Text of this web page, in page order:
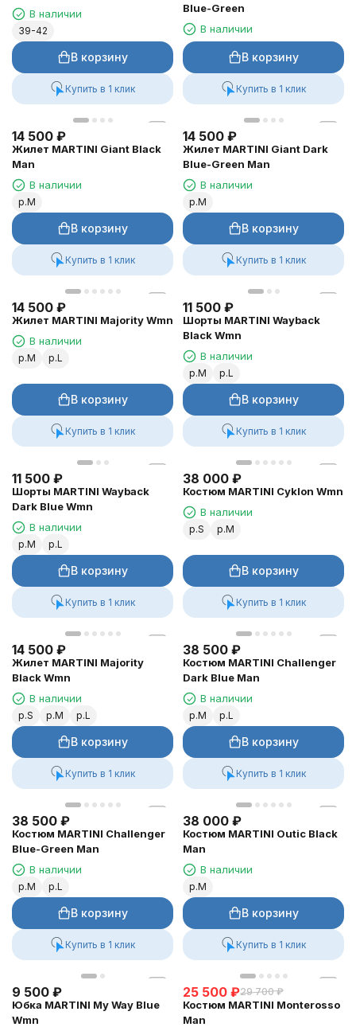
В наличии
39-42
В корзину
Купить в 1 клик
Blue-Green
В наличии
В корзину
Купить в 1 клик
14 500 ₽
Жилет MARTINI Giant Black
Man
В наличии
р.M
В корзину
Купить в 1 клик
14 500 ₽
Жилет MARTINI Giant Dark
Blue-Green Man
В наличии
р.M
В корзину
Купить в 1 клик
14 500 ₽
Жилет MARTINI Majority Wmn
В наличии
р.M р.L
В корзину
Купить в 1 клик
11 500 ₽
Шорты MARTINI Wayback
Black Wmn
В наличии
р.M р.L
В корзину
Купить в 1 клик
11 500 ₽
Шорты MARTINI Wayback
Dark Blue Wmn
В наличии
р.M р.L
В корзину
Купить в 1 клик
38 000 ₽
Костюм MARTINI Cyklon Wmn
В наличии
р.S р.M
В корзину
Купить в 1 клик
14 500 ₽
Жилет MARTINI Majority
Black Wmn
В наличии
р.S р.M р.L
В корзину
Купить в 1 клик
38 500 ₽
Костюм MARTINI Challenger
Dark Blue Man
В наличии
р.M р.L
В корзину
Купить в 1 клик
38 500 ₽
Костюм MARTINI Challenger
Blue-Green Man
В наличии
р.M р.L
В корзину
Купить в 1 клик
38 000 ₽
Костюм MARTINI Outic Black
Man
В наличии
р.M
В корзину
Купить в 1 клик
9 500 ₽
Юбка MARTINI My Way Blue
Wmn
25 500 ₽29 700 ₽
Костюм MARTINI Monterosso
Man